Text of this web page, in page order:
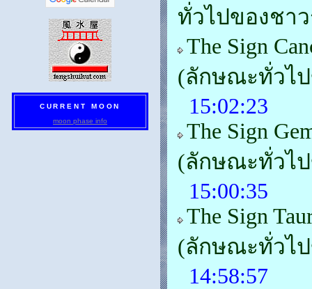
CURRENT MOON
moon phase info
ทั่วไปของชา
The Sign
(ลักษณะทั่วไ
15:02:23
The Sign
(ลักษณะทั่วไ
15:00:35
The Sign
(ลักษณะทั่วไ
14:58:57